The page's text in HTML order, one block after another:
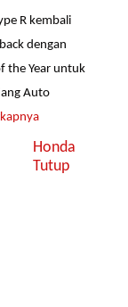
R kembali
dengan
the Year untuk
Auto
Honda
Tutup